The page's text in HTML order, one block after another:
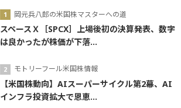
岡元兵八郎の米国株マスターへの道
スペースＸ［SPCX］上場後初の決算発表、数字
は良かったが株価が下落...
モトリーフール米国株情報
【米国株動向】AIスーパーサイクル第2幕、AI
インフラ投資拡大で恩恵...